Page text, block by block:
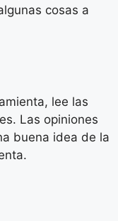
cosas a
lee las
Las opiniones
buena idea de la